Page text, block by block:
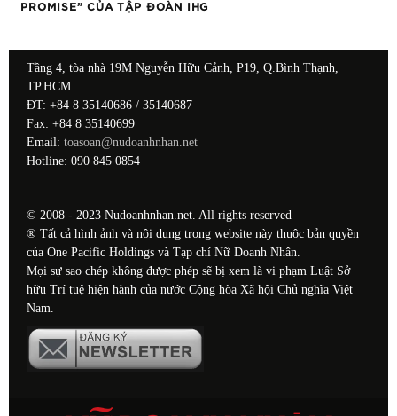
PROMISE” CỦA TẬP ĐOÀN IHG
Tầng 4, tòa nhà 19M Nguyễn Hữu Cảnh, P19, Q.Bình Thạnh,
TP.HCM
ĐT: +84 8 35140686 / 35140687
Fax: +84 8 35140699
Email: toasoan@nudoanhnhan.net
Hotline: 090 845 0854
© 2008 - 2023 Nudoanhnhan.net. All rights reserved
® Tất cả hình ảnh và nội dung trong website này thuộc bản quyền
của One Pacific Holdings và Tạp chí Nữ Doanh Nhân.
Mọi sự sao chép không được phép sẽ bị xem là vi phạm Luật Sở
hữu Trí tuệ hiện hành của nước Cộng hòa Xã hội Chủ nghĩa Việt
Nam.